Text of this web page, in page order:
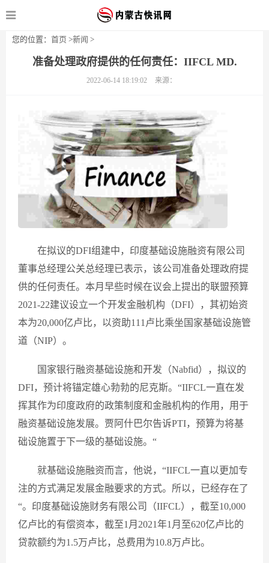
您的位置： 首页 >新闻 >
准备处理政府提供的任何责任：IIFCL MD.
2022-06-14 18:19:02 来源：
在拟议的DFI组建中，印度基础设施融资有限公司
董事总经理公关总经理已表示，该公司准备处理政府提
供的任何责任。本月早些时候在议会上提出的联盟预算
2021-22建议设立一个开发金融机构（DFI），其初始资
本为20,000亿卢比，以资助111卢比乘坐国家基础设施管
道（NIP）。
国家银行融资基础设施和开发（Nabfid），拟议的
DFI，预计将锚定雄心勃勃的尼克斯。“IIFCL一直在发
挥其作为印度政府的政策制度和金融机构的作用，用于
融资基础设施发展。贾阿什巴尔告诉PTI，预算为将基
础设施置于下一级的基础设施。“
就基础设施融资而言，他说，“IIFCL一直以更加专
注的方式满足发展金融要求的方式。所以，已经存在了
“。印度基础设施财务有限公司（IIFCL），截至10,000
亿卢比的有偿资本，截至1月2021年1月至620亿卢比的
贷款额约为1.5万卢比，总费用为10.8万卢比。